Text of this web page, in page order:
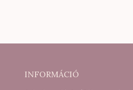
INFORMÁCIÓ